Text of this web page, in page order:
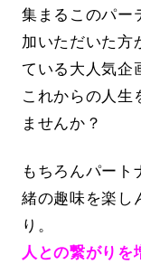
集まるこのパー
加いただいた方
ている大人気企
これからの人生
ませんか？
もちろんパート
緒の趣味を楽し
り。
人との繋がりを